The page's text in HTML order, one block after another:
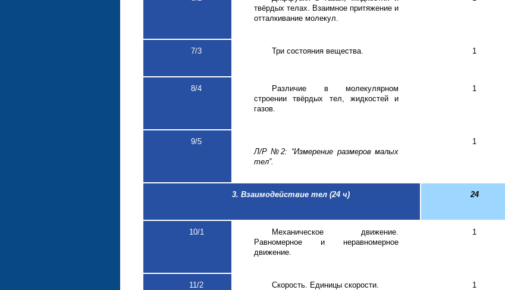
твёрдых телах. Взаимное притяжение и
отталкивание молекул.
7/3 Три состояния вещества. 1
8/4
Различие в молекулярном
строении твёрдых тел, жидкостей и
газов.
1
9/5
Л/Р №2: “Измерение размеров малых
тел”.
1
3. Взаимодействие тел (24 ч) 24
10/1
Механическое движение.
Равномерное и неравномерное
движение.
1
11/2 Скорость. Единицы скорости. 1